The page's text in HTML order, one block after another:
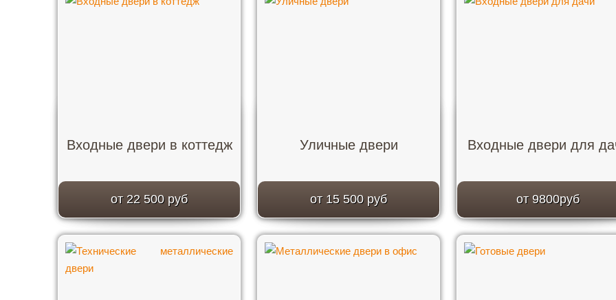
Входные двери в коттедж
от 22 500 руб
Уличные двери
от 15 500 руб
Входные двери для
от 9800руб